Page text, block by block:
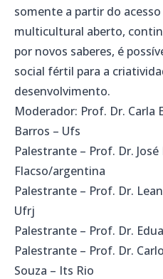
somente a partir do
multicultural aberto,
por novos saberes, é
social fértil para a
desenvolvimento.
Moderador: Prof. Dr. Carla
Barros – Ufs
Palestrante – Prof. Dr.
Flacso/argentina
Palestrante – Prof. Dr.
Ufrj
Palestrante – Prof. Dr.
Palestrante – Prof. Dr.
Souza – Its Rio